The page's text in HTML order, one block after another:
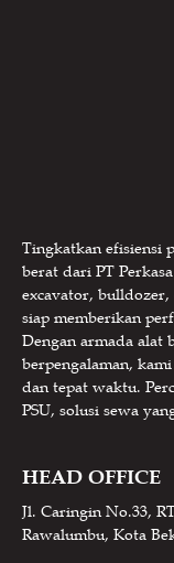
Tingkatkan efisiensi
berat dari PT
excavator,
siap memberikan
Dengan armada alat
berpengalaman,
dan tepat waktu.
PSU, solusi sewa
HEAD OFFICE
Jl. Caringin No.33,
Rawalumbu, Kota